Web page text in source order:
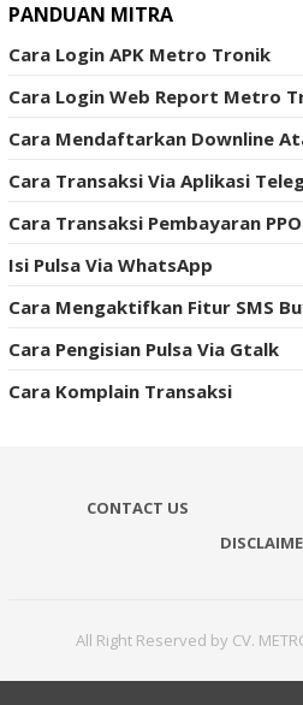
PANDUAN MITRA
Cara Login APK Metro Tronik
Cara Login Web Report Metro
Cara Mendaftarkan Downline
Cara Transaksi Via Aplikasi
Cara Transaksi Pembayaran
Isi Pulsa Via WhatsApp
Cara Mengaktifkan Fitur SMS
Cara Pengisian Pulsa Via Gtalk
Cara Komplain Transaksi
CONTACT US
All Right Reserved by CV.